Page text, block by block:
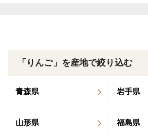
「りんご」を産地で絞り込む
青森県 岩手県
山形県 福島県